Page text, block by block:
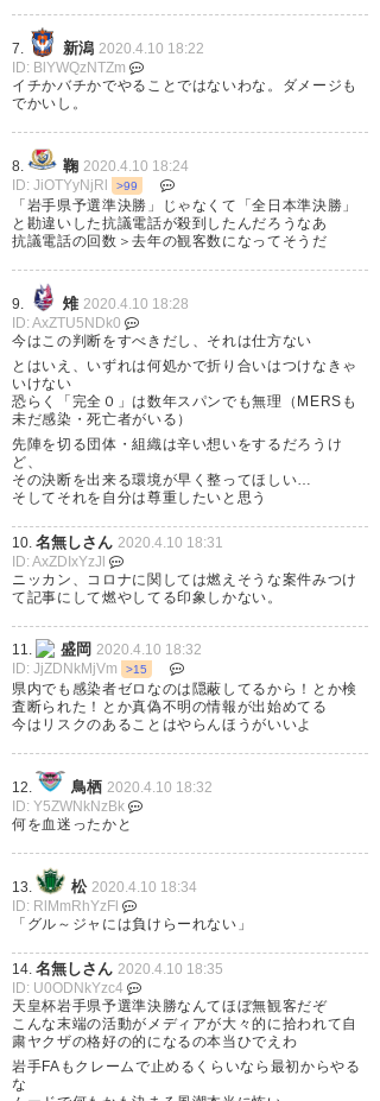
手で公式戦へ #Yahooニュース
https://t.co/15sA2JMSps
— PAOKI@ATFIELD 〜6月3日は
ポンコツの日認定㊗️2020〜
ATF20TH (Hi_AT)
これ考え方逆だと思う。 罹患者
がいないから決行じゃなく、い
ないから自分のとこから出さな
いために中止しないと！ 岩手の
人怒らないと！ ここでクラスタ
ー発生したら、岩手県あっとい
う間に感染するよ。 感染者ゼロ
の岩手で公式戦敢行 12…
https://t.co/qjpIVuOKp4
— mie (mie_mie5582)2020, 4
月 10
岩手の天皇杯開催表明への反応
がヒステリックすぎてこれじゃJ
とかプロ野球の再開は当分無理
だな。
— とみ (tooomiiii)2020, 4月 10
天皇杯予選、岩手県、準決勝。
7. 新潟 2020.4.10 18:22
ID: BlYWQzNTZm
イチかバチかでやることではないわな。ダメージも
でかいし。
8. 鞠 2020.4.10 18:24
ID: JiOTYyNjRl
>99
「岩手県予選準決勝」じゃなくて「全日本準決勝」
と勘違いした抗議電話が殺到したんだろうなあ
抗議電話の回数＞去年の観客数になってそうだ
9. 雉 2020.4.10 18:28
ID: AxZTU5NDk0
今はこの判断をすべきだし、それは仕方ない
とはいえ、いずれは何処かで折り合いはつけなきゃ
いけない
恐らく「完全０」は数年スパンでも無理（MERSも
未だ感染・死亡者がいる）
先陣を切る団体・組織は辛い想いをするだろうけ
ど、
その決断を出来る環境が早く整ってほしい…
そしてそれを自分は尊重したいと思う
10. 名無しさん 2020.4.10 18:31
ID: AxZDIxYzJl
ニッカン、コロナに関しては燃えそうな案件みつけ
て記事にして燃やしてる印象しかない。
11. 盛岡 2020.4.10 18:32
ID: JjZDNkMjVm
>15
県内でも感染者ゼロなのは隠蔽してるから！とか検
査断られた！とか真偽不明の情報が出始めてる
今はリスクのあることはやらんほうがいいよ
12. 鳥栖 2020.4.10 18:32
ID: Y5ZWNkNzBk
何を血迷ったかと
13. 松 2020.4.10 18:34
ID: RlMmRhYzFl
「グル～ジャには負けらーれない」
14. 名無しさん 2020.4.10 18:35
ID: U0ODNkYzc4
天皇杯岩手県予選準決勝なんてほぼ無観客だぞ
こんな末端の活動がメディアが大々的に拾われて自
粛ヤクザの格好の的になるの本当ひでえわ
岩手FAもクレームで止めるくらいなら最初からやる
な